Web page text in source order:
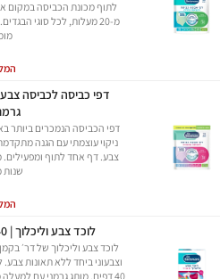
לתוף מכונת הכביסה במקום
דפי הכביסה הנמכרים ביותר
ניקוי עוצמתי עם הגנה
שנות
לוכד צבע וליכלוך | 40 דפים | ד"ר בקמן
לוכד צבע וליכלוך של דר׳
וצבעוני ביחד ללא תאונות